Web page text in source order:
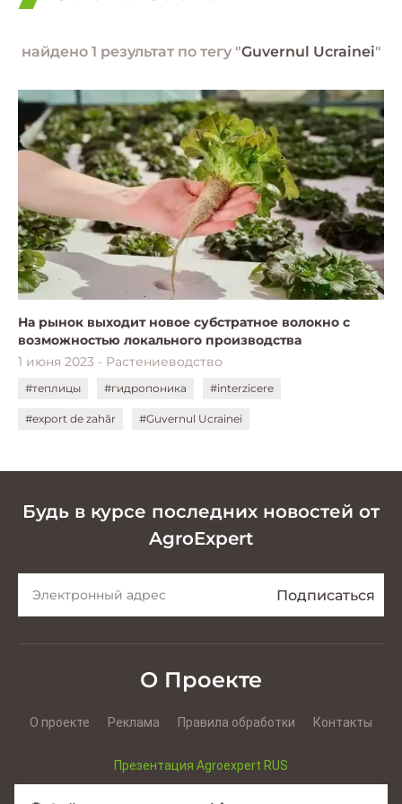
найдено 1 результат по тегу "Guvernul Ucrainei"
На рынок выходит новое субстратное волокно с
1 июня 2023 - Растениеводство
#теплицы #гидропоника #interzicere
#export de zahăr #Guvernul Ucrainei
Будь в курсе последних новостей от
AgroExpert
О Проекте
О проекте Реклама Правила обработки Контакты
Презентация Agroexpert RUS